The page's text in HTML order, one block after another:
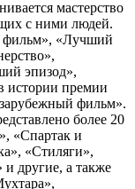
мастерство
с ними людей.
«Лучший
эпизод»,
истории премии
фильм».
более 20
«Спартак и
«Стиляги»,
другие, а также